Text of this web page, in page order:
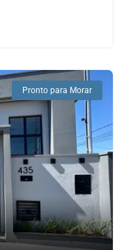
Pronto para Morar